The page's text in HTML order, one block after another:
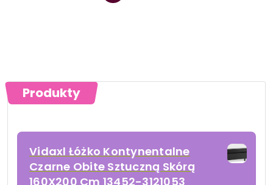
Produkty
Vidaxl Łóżko Kontynentalne
Czarne Obite Sztuczną Skórą
160X200 Cm 13452-3121053